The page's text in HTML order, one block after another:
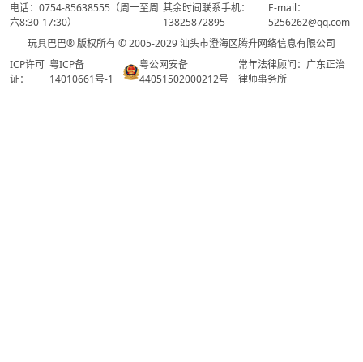
电话：0754-85638555（周一至周
六8:30-17:30）
其余时间联系手机：
13825872895
E-mail：
5256262@qq.com
玩具巴巴® 版权所有 © 2005-2029 汕头市澄海区腾升网络信息有限公司
ICP许可
证：
粤ICP备
14010661号-1
粤公网安备
44051502000212号
常年法律顾问：广东正治
律师事务所